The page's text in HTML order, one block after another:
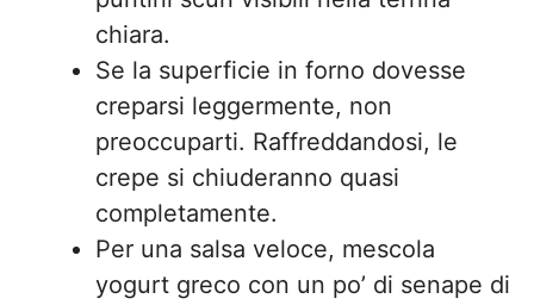
chiara.
Se la superficie in forno dovesse
creparsi leggermente, non
preoccuparti. Raffreddandosi, le
crepe si chiuderanno quasi
completamente.
Per una salsa veloce, mescola
yogurt greco con un po’ di senape di